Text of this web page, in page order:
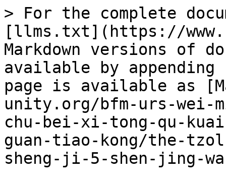
> For the complete
[llms.txt](https://
Markdown versions of
available by
page is available as
unity.org/bfm-urs-wei-
chu-bei-xi-tong-qu-
guan-tiao-kong/the-
sheng-ji-5-shen-jing-